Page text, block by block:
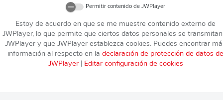
Permitir contenido de JWPlayer
Estoy de acuerdo en que se me muestre contenido externo de
JWPlayer, lo que permite que ciertos datos personales se
JWPlayer y que JWPlayer establezca cookies. Puedes encontrar
información al respecto en la declaración de protección de datos de
JWPlayer| Editar configuración de cookies